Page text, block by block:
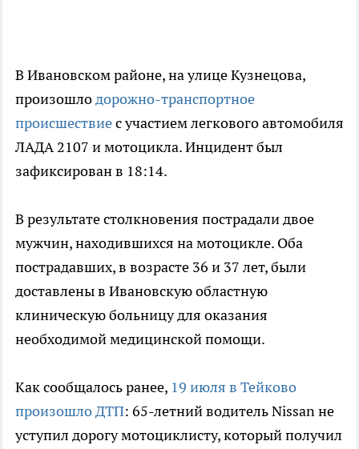
В Ивановском районе, на улице Кузнецова,
произошлодорожно-транспортное
происшествиес участием легкового автомобиля
ЛАДА 2107 и мотоцикла. Инцидент был
зафиксирован в 18:14.
В результате столкновения пострадали двое
мужчин, находившихся на мотоцикле. Оба
пострадавших, в возрасте 36 и 37 лет, были
доставлены в Ивановскую областную
клиническую больницу для оказания
необходимой медицинской помощи.
Как сообщалось ранее, 19 июля в Тейково
произошло ДТП: 65-летний водитель Nissan не
уступил дорогу мотоциклисту, который получил